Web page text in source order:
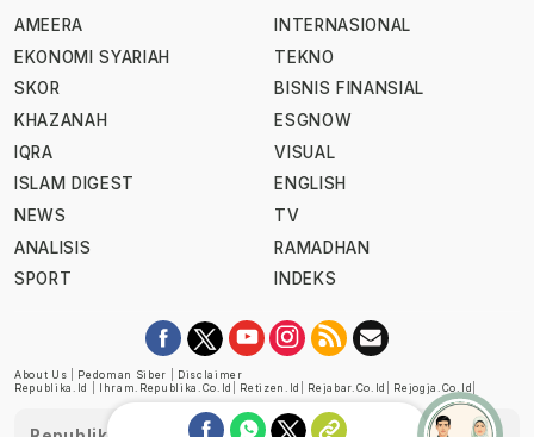
AMEERA
EKONOMI SYARIAH
SKOR
KHAZANAH
IQRA
ISLAM DIGEST
NEWS
ANALISIS
SPORT
INTERNASIONAL
TEKNO
BISNIS FINANSIAL
ESGNOW
VISUAL
ENGLISH
TV
RAMADHAN
INDEKS
About Us Pedoman Siber
Disclaimer
Republika.id
Ihram.republika.co.id Retizen.id Rejabar.co.id Rejogja.co.id